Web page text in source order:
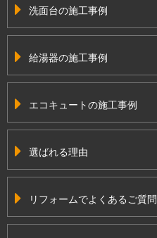
洗面台の施工事例
給湯器の施工事例
エコキュートの施工事例
選ばれる理由
リフォームでよくあるご質問